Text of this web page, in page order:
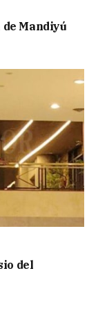
Mandiyú
del